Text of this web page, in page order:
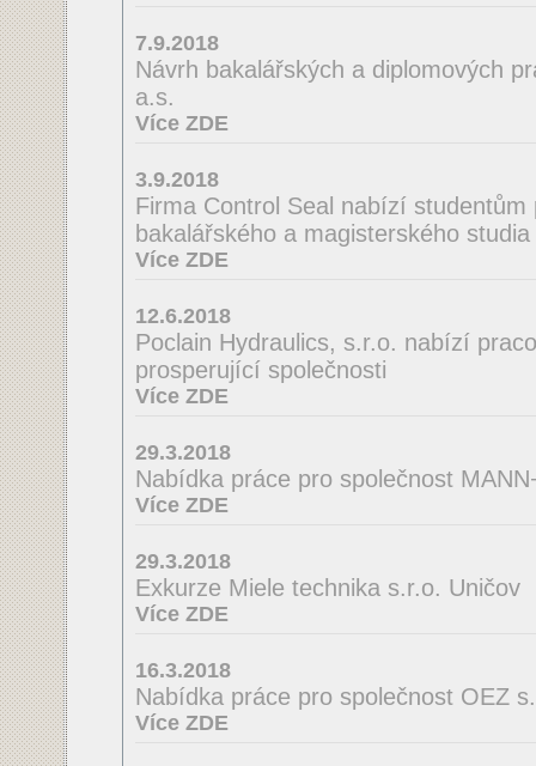
7.9.2018
Návrh bakalářských a diplomových
a.s.
Více ZDE
3.9.2018
Firma Control Seal nabízí
bakalářského a magisterského
Více ZDE
12.6.2018
Poclain Hydraulics, s.r.o. nabízí
prosperující společnosti
Více ZDE
29.3.2018
Nabídka práce pro společnost
Více ZDE
29.3.2018
Exkurze Miele technika s.r.o. Uničov
Více ZDE
16.3.2018
Nabídka práce pro společnost OEZ
Více ZDE